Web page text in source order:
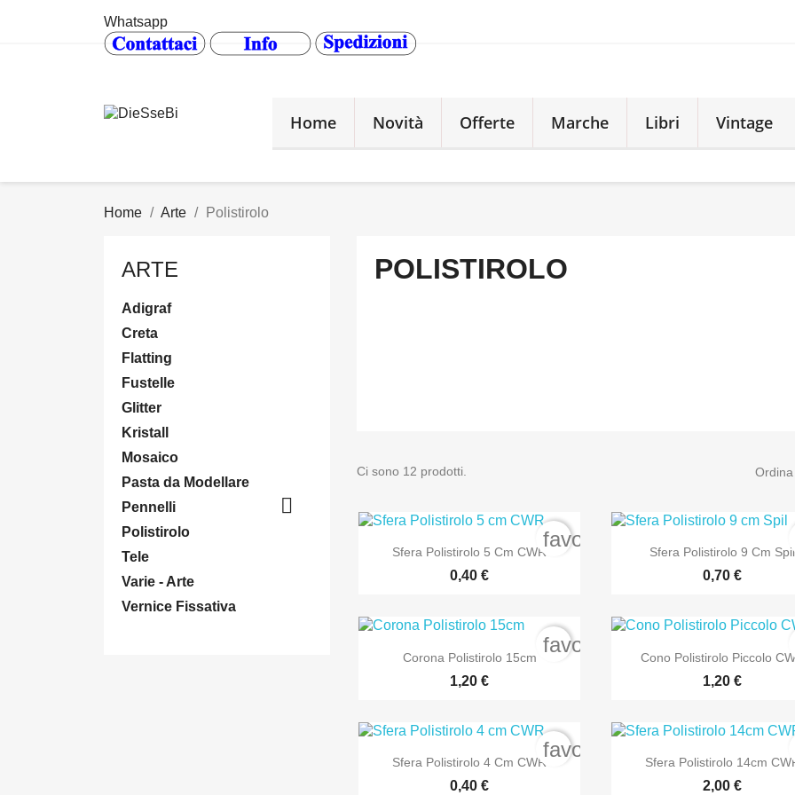
Whatsapp
Home Novità Offerte Marche Libri Vintage
Home Arte Polistirolo
ARTE
Adigraf
Creta
Flatting
Fustelle
Glitter
Kristall
Mosaico
Pasta da Modellare
Pennelli

Polistirolo
Tele
Varie - Arte
Vernice Fissativa
POLISTIROLO
Ci sono 12 prodotti.
 Anteprima
Sfera Polistirolo 5 Cm CWR
0,40 €
favorite_border  Anteprima
Sfera Polistirolo 9 Cm Spil
0,70 €
 Anteprima
Corona Polistirolo 15cm
1,20 €
favorite_border  Anteprima
Cono Polistirolo Piccolo
1,20 €
 Anteprima
Sfera Polistirolo 4 Cm CWR
0,40 €
favorite_border  Anteprima
Sfera Polistirolo 14cm
2,00 €